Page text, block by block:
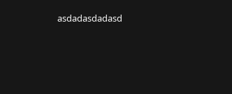
asdadasdadasd